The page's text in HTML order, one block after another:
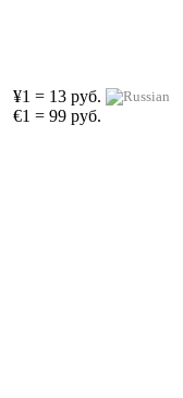
¥1 = 13 руб.
€1 = 99 руб.